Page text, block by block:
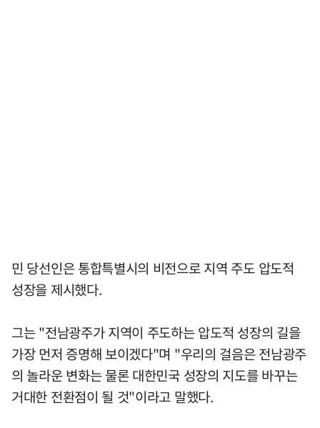
민 당선인은 통합특별시의 비전으로 지역 주도 압도적
성장을 제시했다.
그는 "전남광주가 지역이 주도하는 압도적 성장의 길을
가장 먼저 증명해 보이겠다"며 "우리의 걸음은 전남광주
의 놀라운 변화는 물론 대한민국 성장의 지도를 바꾸는
거대한 전환점이 될 것"이라고 말했다.